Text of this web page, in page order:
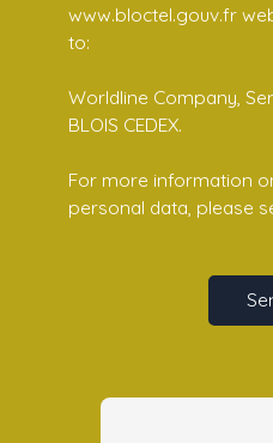
www.bloctel.gouv.fr
to:
Worldline Company,
BLOIS CEDEX.
For more information
personal data, please